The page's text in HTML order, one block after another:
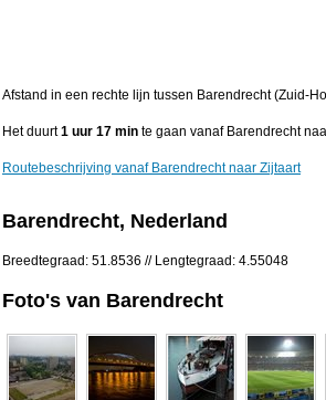
Afstand in een rechte lijn tussen Barendrecht (Zuid-
Het duurt1 uur 17 min te gaan vanaf Barendrecht
Routebeschrijving vanaf Barendrecht naar Zijtaart
Barendrecht, Nederland
Breedtegraad: 51.8536 // Lengtegraad: 4.55048
Foto's van Barendrecht